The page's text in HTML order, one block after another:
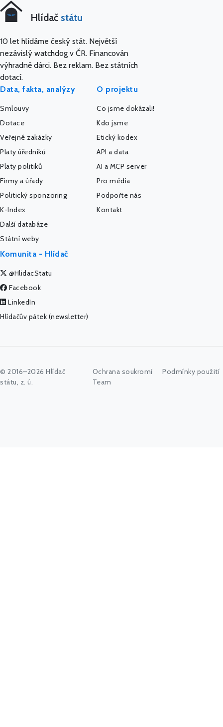
Hlídač státu
10 let hlídáme český stát. Největší
nezávislý watchdog v ČR. Financován
výhradně dárci. Bez reklam. Bez státních
dotací.
Data, fakta, analýzy
Smlouvy
Dotace
Veřejné zakázky
Platy úředníků
Platy politiků
Firmy a úřady
Politický sponzoring
K-Index
Další databáze
Státní weby
O projektu
Co jsme dokázali!
Kdo jsme
Etický kodex
API a data
AI a MCP server
Pro média
Podpořte nás
Kontakt
Komunita - Hlídač
@HlidacStatu
Facebook
LinkedIn
Hlídačův pátek (newsletter)
© 2016–2026 Hlídač
státu, z. ú.
Ochrana soukromí
Podmínky použití
Team